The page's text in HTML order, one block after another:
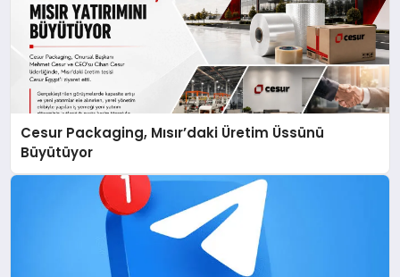
Cesur Packaging, Mısır’daki Üretim Üssünü
Büyütüyor